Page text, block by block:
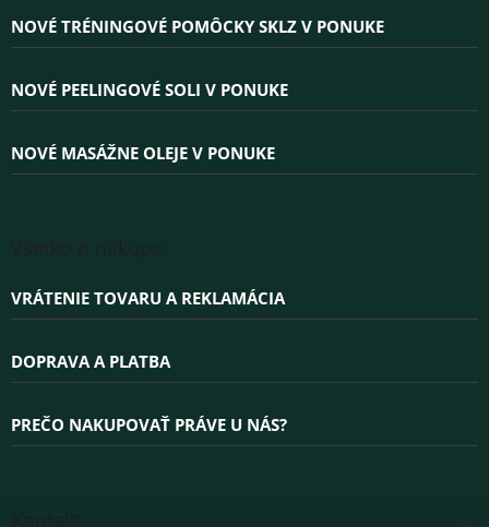
NOVÉ TRÉNINGOVÉ POMÔCKY SKLZ V PONUKE
NOVÉ PEELINGOVÉ SOLI V PONUKE
NOVÉ MASÁŽNE OLEJE V PONUKE
VRÁTENIE TOVARU A REKLAMÁCIA
DOPRAVA A PLATBA
PREČO NAKUPOVAŤ PRÁVE U NÁS?